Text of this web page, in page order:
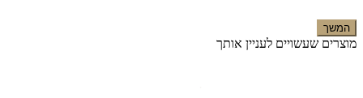
המשך
מוצרים שעשויים לעניין אותך